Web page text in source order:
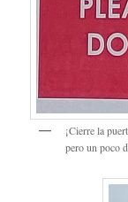
¡Cierre la
pero un poco